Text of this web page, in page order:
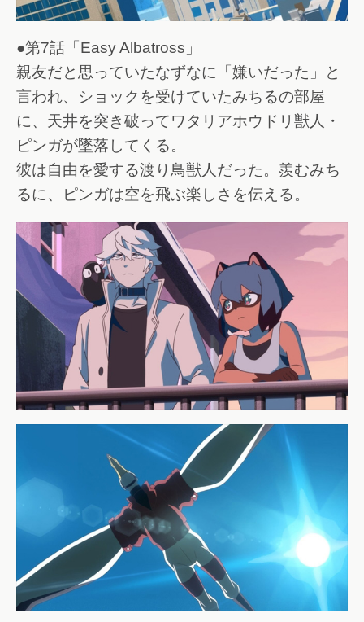
●第7話「Easy Albatross」
親友だと思っていたなずなに「嫌いだった」と
言われ、ショックを受けていたみちるの部屋
に、天井を突き破ってワタリアホウドリ獣人・
ピンガが墜落してくる。
彼は自由を愛する渡り鳥獣人だった。羨むみち
るに、ピンガは空を飛ぶ楽しさを伝える。